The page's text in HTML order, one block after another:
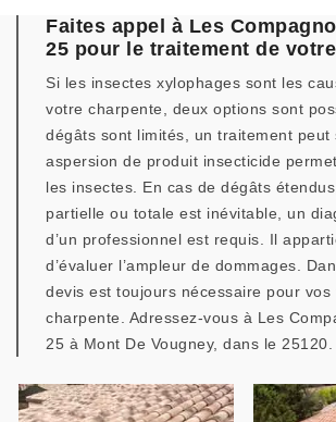
Faites appel à Les
25 pour le traitement de
Si les insectes xylophages sont les
votre charpente, deux options sont
dégâts sont limités, un traitement peut
aspersion de produit insecticide
les insectes. En cas de dégâts
partielle ou totale est inévitable, un
d’un professionnel est requis. Il
d’évaluer l’ampleur de dommages.
devis est toujours nécessaire pour vos
charpente. Adressez-vous à Les
25 à Mont De Vougney, dans le 25120.